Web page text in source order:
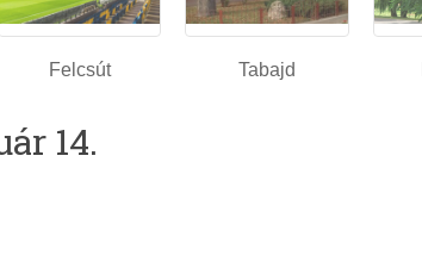
Felcsút Tabajd
14.